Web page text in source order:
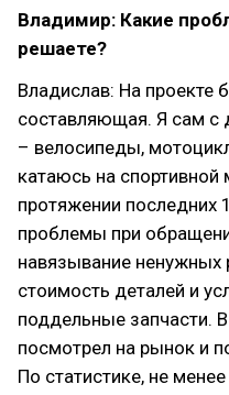
Владимир: Какие
решаете?
Владислав: На проекте
составляющая. Я сам с
– велосипеды,
катаюсь на
протяжении последних
проблемы при
навязывание ненужных
стоимость деталей и
поддельные запчасти.
посмотрел на рынок и
По статистике, не